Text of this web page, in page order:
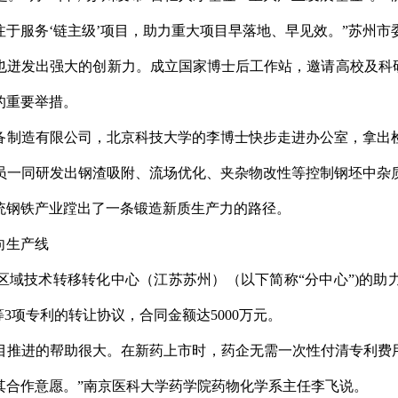
服务‘链主级’项目，助力重大项目早落地、早见效。”苏州
发出强大的创新力。成立国家博士后工作站，邀请高校及
要举措。
造有限公司，北京科技大学的李博士快步走进办公室，拿
同研发出钢渣吸附、流场优化、夹杂物改性等控制钢坯中
铁产业蹚出了一条锻造新质生产力的路径。
生产线
域技术转移转化中心（江苏苏州）（以下简称“分中心”)的
专利的转让协议，合同金额达5000万元。
推进的帮助很大。在新药上市时，药企无需一次性付清专利
作意愿。”南京医科大学药学院药物化学系主任李飞说。